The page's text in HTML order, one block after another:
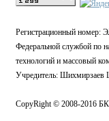
Регистрационный номер:
Федеральной службой по
технологий и массовый
Учредитель:
CopyRight © 2008-2016